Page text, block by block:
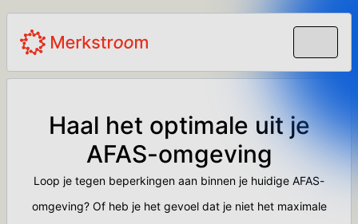
Haal het optimale uit je
AFAS-omgeving
Loop je tegen beperkingen aan binnen je huidige AFAS-
omgeving? Of heb je het gevoel dat je niet het maximale